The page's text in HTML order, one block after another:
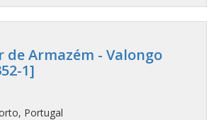
de Armazém - Valongo
1]
Portugal